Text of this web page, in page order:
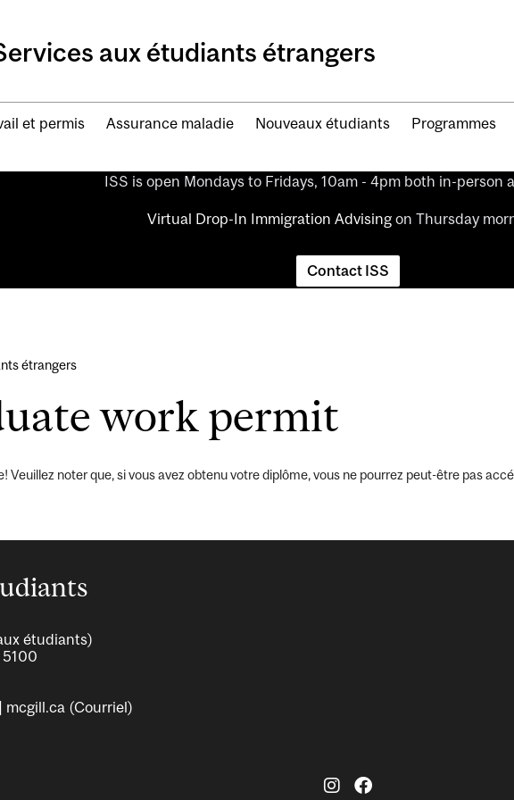
aux étudiants étrangers
et permis Assurance maladie Nouveaux étudiants Programmes
ISS is open Mondays to Fridays, 10am - 4pm both in-person
Virtual Drop-In Immigration Advising on Thursday
Contact ISS
étrangers
work permit
Veuillez noter que, si vous avez obtenu votre diplôme, vous ne pourrez peut-être pas
étudiants)
mcgill.ca (Courriel)